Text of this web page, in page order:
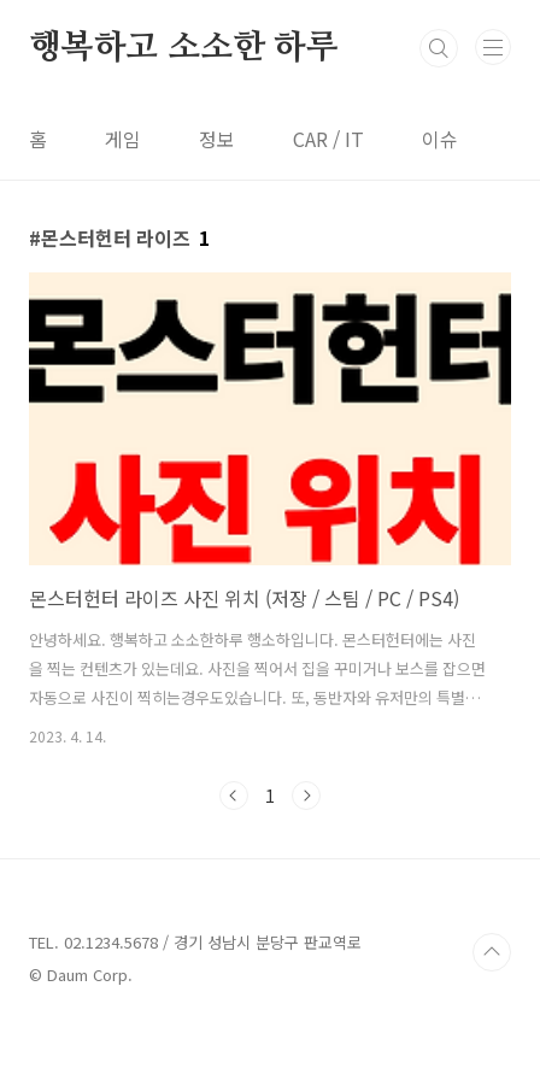
행복하고 소소한 하루
홈 게임 정보 CAR / IT 이슈
몬스터헌터 라이즈 1
몬스터헌터 라이즈 사진 위치 (저장 / 스팀 / PC / PS4)
안녕하세요. 행복하고 소소한하루 행소하입니다. 몬스터헌터에는 사진
을 찍는 컨텐츠가 있는데요. 사진을 찍어서 집을 꾸미거나 보스를 잡으면
자동으로 사진이 찍히는경우도있습니다. 또, 동반자와 유저만의 특별한
추억을 기억하고자 사진을 찍을수도있는데요. 사진은 찍었는데 내PC어
기준 사진위치를 한번에 알려드리도록 하겠습니다. 몬스터헌터 라이즈
2023. 4. 14.
1
TEL. 02.1234.5678 / 경기 성남시 분당구 판교역로
© Daum Corp.